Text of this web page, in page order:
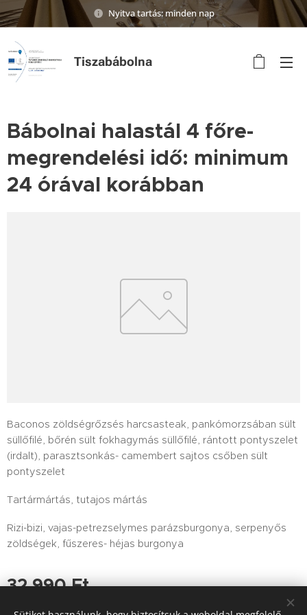
Nyitva tartás: minden nap
Tiszabábolna
Bábolnai halastál 4 főre-
megrendelési idő: minimum
24 órával korábban
Baconos zöldségrőzsés harcsasteak, pankómorzsában sült
süllőfilé, bőrén sült fokhagymás süllőfilé, rántott pontyszelet
(irdalt), parasztsonkás- camembert sajtos csőben sült
pontyszelet
Tartármártás, tutajos mártás
Rizi-bizi, vajas-petrezselymes parázsburgonya, serpenyős
zöldségek, fűszeres- héjas burgonya
32 990Ft